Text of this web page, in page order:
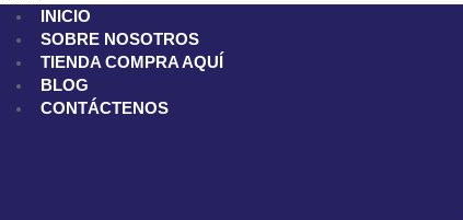
INICIO
SOBRE NOSOTROS
TIENDA COMPRA AQUÍ
BLOG
CONTÁCTENOS